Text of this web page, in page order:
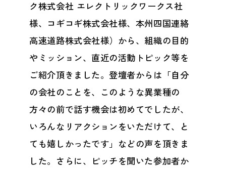
ク株式会社 エレクトリックワークス社
様、コギコギ株式会社様、本州四国連絡
高速道路株式会社様）から、組織の目的
やミッション、直近の活動トピック等を
ご紹介頂きました。登壇者からは「自分
の会社のことを、このような異業種の
方々の前で話す機会は初めてでしたが、
いろんなリアクションをいただけて、と
ても嬉しかったです」などの声を頂きま
した。さらに、ピッチを聞いた参加者か